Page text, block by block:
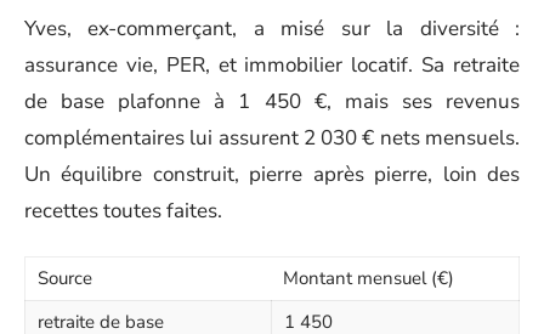
Yves, ex-commerçant, a misé sur la diversité :
assurance vie, PER, et immobilier locatif. Sa retraite
de base plafonne à 1 450 €, mais ses revenus
complémentaires lui assurent 2 030 € nets mensuels.
Un équilibre construit, pierre après pierre, loin des
recettes toutes faites.
Source
Montant mensuel (€)
retraite de base
1 450